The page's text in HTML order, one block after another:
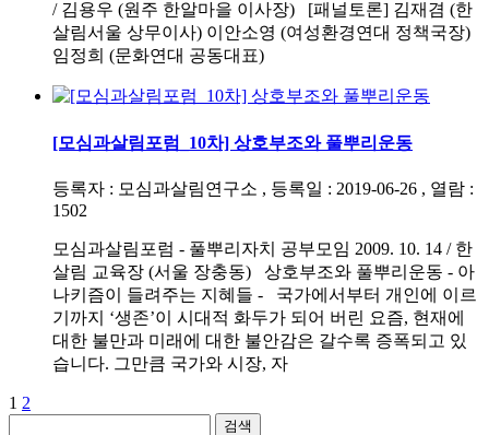
/ 김용우 (원주 한알마을 이사장) [패널토론] 김재겸 (한
살림서울 상무이사) 이안소영 (여성환경연대 정책국장)
임정희 (문화연대 공동대표)
[모심과살림포럼_10차] 상호부조와 풀뿌리운동
등록자 : 모심과살림연구소 , 등록일 : 2019-06-26 , 열람 :
1502
모심과살림포럼 - 풀뿌리자치 공부모임 2009. 10. 14 / 한
살림 교육장 (서울 장충동) 상호부조와 풀뿌리운동 - 아
나키즘이 들려주는 지혜들 - 국가에서부터 개인에 이르
기까지 ‘생존’이 시대적 화두가 되어 버린 요즘, 현재에
대한 불만과 미래에 대한 불안감은 갈수록 증폭되고 있
습니다. 그만큼 국가와 시장, 자
1 2
검색